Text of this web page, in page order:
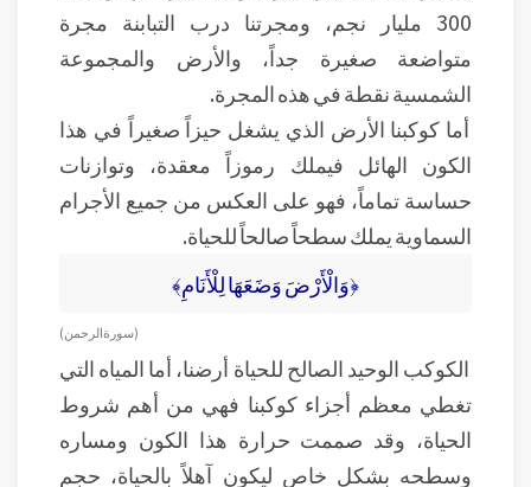
300 مليار نجم، ومجرتنا درب التبابنة مجرة
متواضعة صغيرة جداً، والأرض والمجموعة
الشمسية نقطة في هذه المجرة.
أما كوكبنا الأرض الذي يشغل حيزاً صغيراً في هذا
الكون الهائل فيملك رموزاً معقدة، وتوازنات
حساسة تماماً، فهو على العكس من جميع الأجرام
السماوية يملك سطحاً صالحاً للحياة.
﴿وَالْأَرْضَ وَضَعَهَا لِلْأَنَامِ﴾
( سورة الرحمن )
الكوكب الوحيد الصالح للحياة أرضنا، أما المياه التي
تغطي معظم أجزاء كوكبنا فهي من أهم شروط
الحياة، وقد صممت حرارة هذا الكون ومساره
وسطحه بشكل خاص ليكون آهلاً بالحياة، حجم